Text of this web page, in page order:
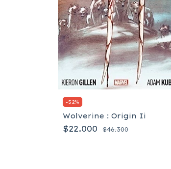
-52%
Wolverine : Origin Ii
$22.000 $46.300